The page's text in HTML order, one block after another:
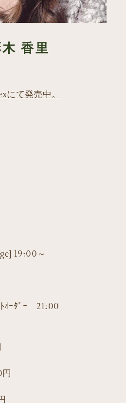
香里
て発売中。
19:00～
ｵｰﾀﾞｰ 21:00